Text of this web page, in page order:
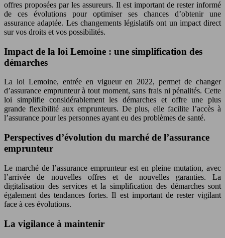
offres proposées par les assureurs. Il est important de rester informé
de ces évolutions pour optimiser ses chances d’obtenir une
assurance adaptée. Les changements législatifs ont un impact direct
sur vos droits et vos possibilités.
Impact de la loi Lemoine : une simplification des
démarches
La loi Lemoine, entrée en vigueur en 2022, permet de changer
d’assurance emprunteur à tout moment, sans frais ni pénalités. Cette
loi simplifie considérablement les démarches et offre une plus
grande flexibilité aux emprunteurs. De plus, elle facilite l’accès à
l’assurance pour les personnes ayant eu des problèmes de santé.
Perspectives d’évolution du marché de l’assurance
emprunteur
Le marché de l’assurance emprunteur est en pleine mutation, avec
l’arrivée de nouvelles offres et de nouvelles garanties. La
digitalisation des services et la simplification des démarches sont
également des tendances fortes. Il est important de rester vigilant
face à ces évolutions.
La vigilance à maintenir